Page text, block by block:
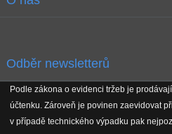
Reklamační řád
Koho podporujeme
Odběr newsletterů
Podle zákona o evidenci tržeb je
účtenku. Zároveň je povinen zaevidovat
v případě technického výpadku pak